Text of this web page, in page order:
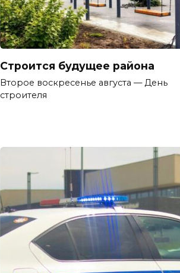
Строится будущее района
Второе воскресенье августа — День
строителя